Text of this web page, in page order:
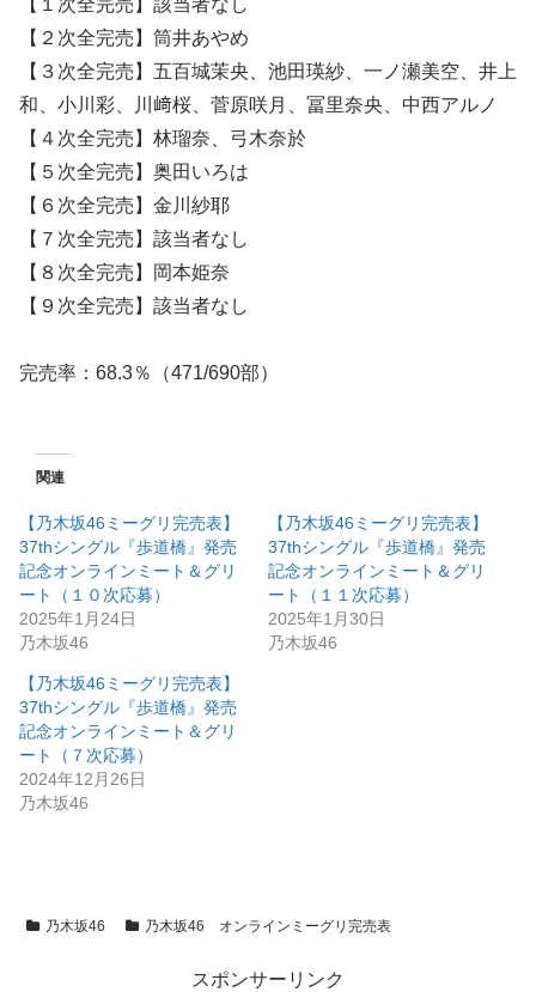
【１次全完売】該当者なし
【２次全完売】筒井あやめ
【３次全完売】五百城茉央、池田瑛紗、一ノ瀬美空、井上
和、小川彩、川﨑桜、菅原咲月、冨里奈央、中西アルノ
【４次全完売】林瑠奈、弓木奈於
【５次全完売】奥田いろは
【６次全完売】金川紗耶
【７次全完売】該当者なし
【８次全完売】岡本姫奈
【９次全完売】該当者なし
完売率：68.3％（471/690部）
関連
【乃木坂46ミーグリ完売表】
37thシングル『歩道橋』発売
記念オンラインミート＆グリ
ート（１０次応募）
2025年1月24日
乃木坂46
【乃木坂46ミーグリ完売表】
37thシングル『歩道橋』発売
記念オンラインミート＆グリ
ート（１１次応募）
2025年1月30日
乃木坂46
【乃木坂46ミーグリ完売表】
37thシングル『歩道橋』発売
記念オンラインミート＆グリ
ート（７次応募）
2024年12月26日
乃木坂46
乃木坂46 乃木坂46 オンラインミーグリ完売表
スポンサーリンク